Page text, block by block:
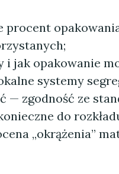
procent
jak opakowanie
systemy
— zgodność ze
do
„okrążenia”